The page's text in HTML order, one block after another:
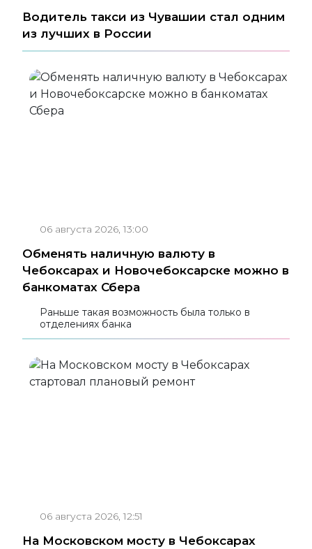
Водитель такси из Чувашии стал одним
из лучших в России
06 августа 2026, 13:00
Обменять наличную валюту в
Чебоксарах и Новочебоксарске можно в
банкоматах Сбера
Раньше такая возможность была только в
отделениях банка
06 августа 2026, 12:51
На Московском мосту в Чебоксарах